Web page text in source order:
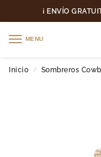
¡ ENVÍO
MENU
Inicio / Sombreros